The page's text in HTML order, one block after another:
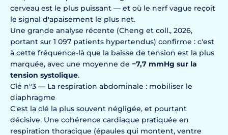
cerveau est le plus puissant — et où le nerf vague reçoit
le signal d'apaisement le plus net.
Une grande analyse récente (Cheng et coll., 2026,
portant sur 1 097 patients hypertendus) confirme : c'est
à cette fréquence-là que la baisse de tension est la plus
marquée, avec une moyenne de −7,7 mmHg sur la
tension systolique.
Clé n°3 — La respiration abdominale : mobiliser le
diaphragme
C'est la clé la plus souvent négligée, et pourtant
décisive. Une cohérence cardiaque pratiquée en
respiration thoracique (épaules qui montent, ventre